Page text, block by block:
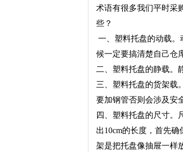
术语有很多我们平时采
些？
一、塑料托盘的动载
候一定要搞清楚自己仓
二、塑料托盘的静载。
三、塑料托盘的货架载
要加钢管否则会涉及安
四、塑料托盘的尺寸。
出10cm的长度，首先
架是把托盘像抽屉一样